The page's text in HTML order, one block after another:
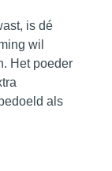
is dé
wil
Het poeder
als